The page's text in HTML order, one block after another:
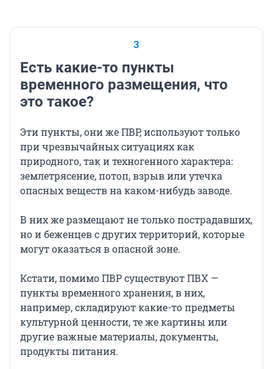
3
Есть какие-то пункты
временного размещения, что
это такое?
Эти пункты, они же ПВР, используют только
при чрезвычайных ситуациях как
природного, так и техногенного характера:
землетрясение, потоп, взрыв или утечка
опасных веществ на каком-нибудь заводе.
В них же размещают не только пострадавших,
но и беженцев с других территорий, которые
могут оказаться в опасной зоне.
Кстати, помимо ПВР существуют ПВХ —
пункты временного хранения, в них,
например, складируют какие-то предметы
культурной ценности, те же картины или
другие важные материалы, документы,
продукты питания.